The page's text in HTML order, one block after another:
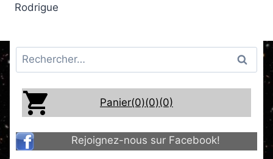
Rodrigue
Rechercher :
Panier(0)(0)(0)
Rejoignez-nous sur Facebook!